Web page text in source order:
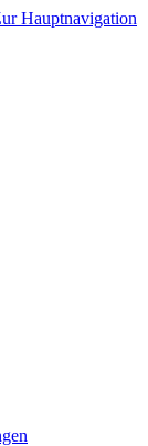
Hauptnavigation